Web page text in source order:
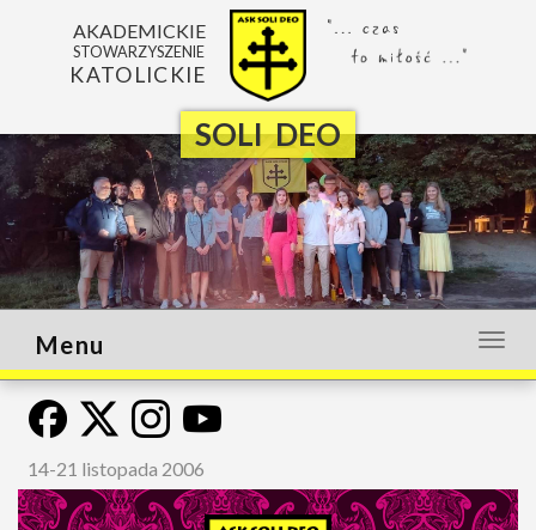
SOLI DEO
AKADEMICKIE
STOWARZYSZENIE
KATOLICKIE
lub
Menu
14-21 listopada 2006